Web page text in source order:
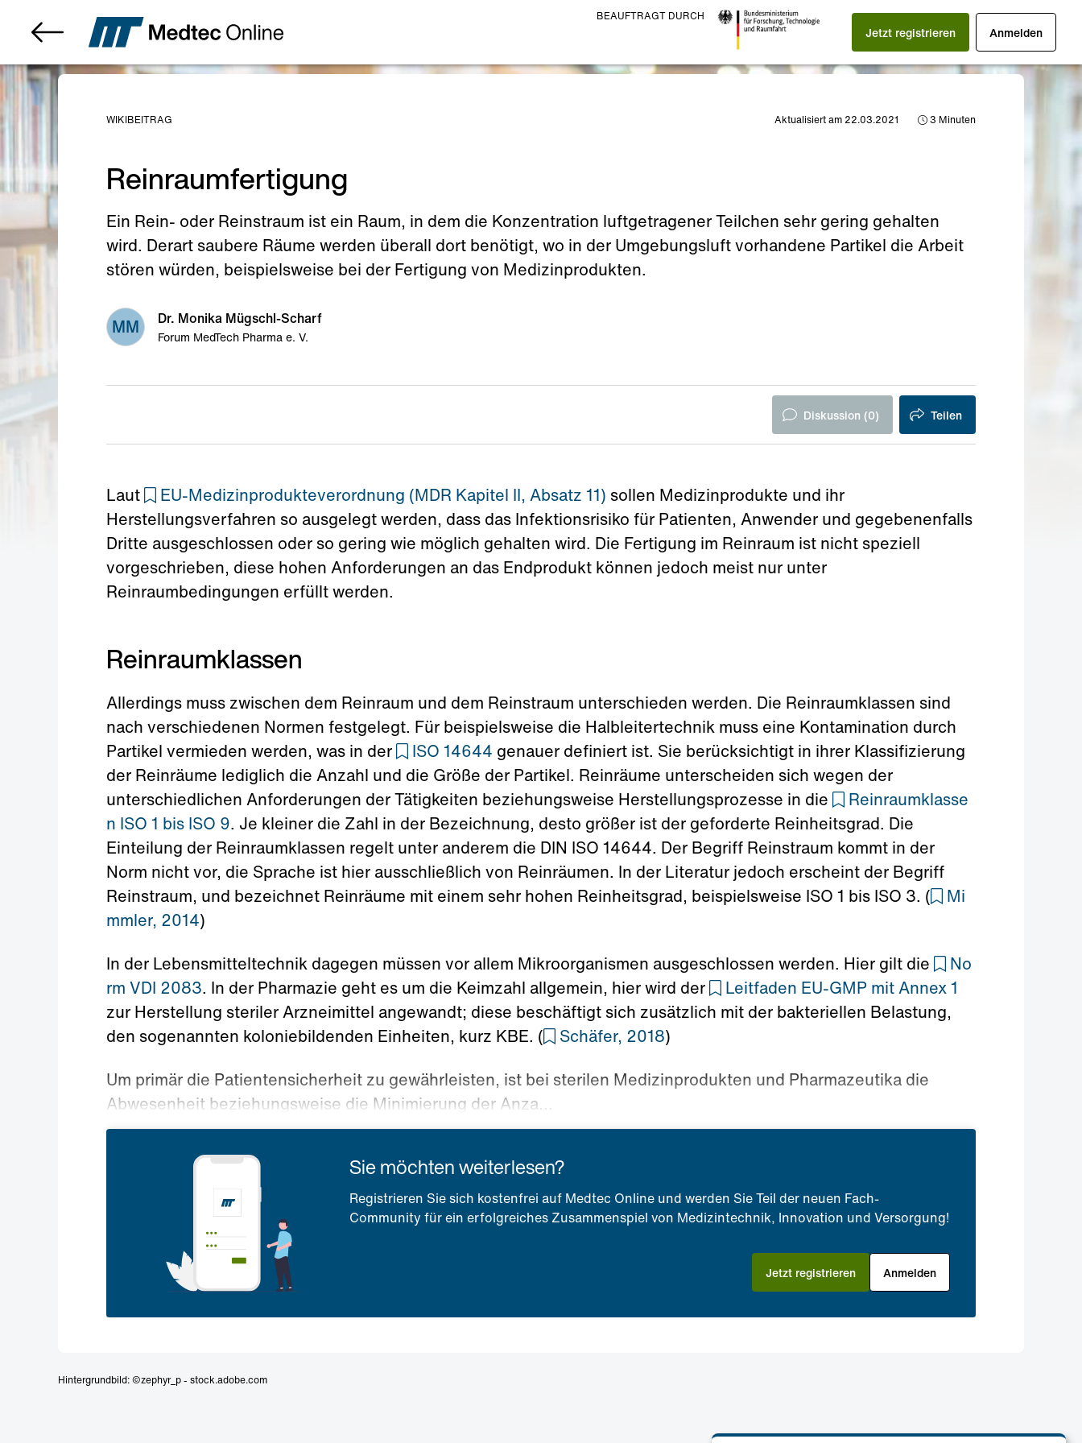
BEAUFTRAGT DURCH
Jetzt registrieren Anmelden
WIKIBEITRAG Aktualisiert am 22.03.2021 3 Minuten
Reinraumfertigung
Ein Rein- oder Reinstraum ist ein Raum, in dem die Konzentration luftgetragener Teilchen sehr gering gehalten
wird. Derart saubere Räume werden überall dort benötigt, wo in der Umgebungsluft vorhandene Partikel die Arbeit
stören würden, beispielsweise bei der Fertigung von Medizinprodukten.
MM Dr. Monika Mügschl-Scharf
Forum MedTech Pharma e. V.
Diskussion (0) Teilen
Laut EU-Medizinprodukteverordnung (MDR Kapitel II, Absatz 11) sollen Medizinprodukte und ihr
Herstellungsverfahren so ausgelegt werden, dass das Infektionsrisiko für Patienten, Anwender und gegebenenfalls
Dritte ausgeschlossen oder so gering wie möglich gehalten wird. Die Fertigung im Reinraum ist nicht speziell
vorgeschrieben, diese hohen Anforderungen an das Endprodukt können jedoch meist nur unter
Reinraumbedingungen erfüllt werden.
Reinraumklassen
Allerdings muss zwischen dem Reinraum und dem Reinstraum unterschieden werden. Die Reinraumklassen sind
nach verschiedenen Normen festgelegt. Für beispielsweise die Halbleitertechnik muss eine Kontamination durch
Partikel vermieden werden, was in der
ISO 14644 genauer definiert ist. Sie berücksichtigt in ihrer Klassifizierung
der Reinräume lediglich die Anzahl und die Größe der Partikel. Reinräume unterscheiden sich wegen der
unterschiedlichen Anforderungen der Tätigkeiten beziehungsweise Herstellungsprozesse in die
Reinraumklasse
n ISO 1 bis ISO 9. Je kleiner die Zahl in der Bezeichnung, desto größer ist der geforderte Reinheitsgrad. Die
Einteilung der Reinraumklassen regelt unter anderem die DIN ISO 14644. Der Begriff Reinstraum kommt in der
Norm nicht vor, die Sprache ist hier ausschließlich von Reinräumen. In der Literatur jedoch erscheint der Begriff
Reinstraum, und bezeichnet Reinräume mit einem sehr hohen Reinheitsgrad, beispielsweise ISO 1 bis ISO 3. (
Mi
mmler, 2014)
In der Lebensmitteltechnik dagegen müssen vor allem Mikroorganismen ausgeschlossen werden. Hier gilt die
No
rm VDI 2083. In der Pharmazie geht es um die Keimzahl allgemein, hier wird der
Leitfaden EU-GMP mit Annex 1
zur Herstellung steriler Arzneimittel angewandt; diese beschäftigt sich zusätzlich mit der bakteriellen Belastung,
den sogenannten koloniebildenden Einheiten, kurz KBE. (
Schäfer, 2018)
Um primär die Patientensicherheit zu gewährleisten, ist bei sterilen Medizinprodukten und Pharmazeutika die
Abwesenheit beziehungsweise die Minimierung der Anza...
Sie möchten weiterlesen?
Registrieren Sie sich kostenfrei auf Medtec Online und werden Sie Teil der neuen Fach-
Community für ein erfolgreiches Zusammenspiel von Medizintechnik, Innovation und Versorgung!
Jetzt registrieren Anmelden
Hintergrundbild: ©zephyr_p - stock.adobe.com